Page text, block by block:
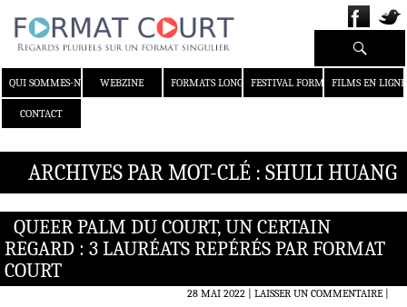
QUI SOMMES-NOUS ?WEBZINE FORMATS LONGS FESTIVAL FORMAT COURT
FILMS EN LIGNE
CONTACT
Recherche
ARCHIVES PAR MOT-CLÉ : SHULI HUANG
QUEER PALM DU COURT, UN CERTAIN
REGARD : 3 LAURÉATS REPÉRÉS PAR FORMAT
COURT
28 MAI 2022 LAISSER UN COMMENTAIRE|